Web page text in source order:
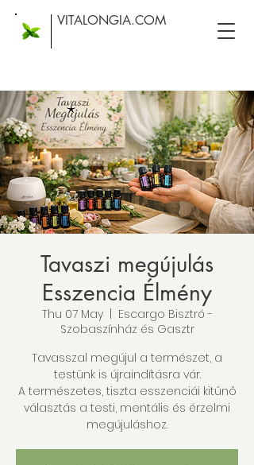
VITALONGIA.COM
Tavaszi megújulás
Esszencia Élmény
Thu 07 May
  |
Escargo Bisztró -
Szobaszínház és Gasztr
Tavasszal megújul a természet, a
testünk is újraindításra vár.
A természetes, tiszta esszenciái kitűnő
választás a testi, mentális és érzelmi
megújuláshoz.